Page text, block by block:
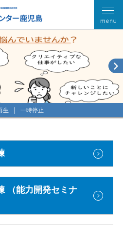
生 一時停止
（能力開発セミナ